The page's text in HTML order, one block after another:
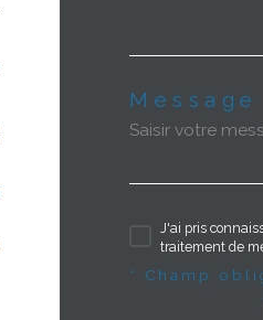
Message
J'ai pris
traitement de
* Champ